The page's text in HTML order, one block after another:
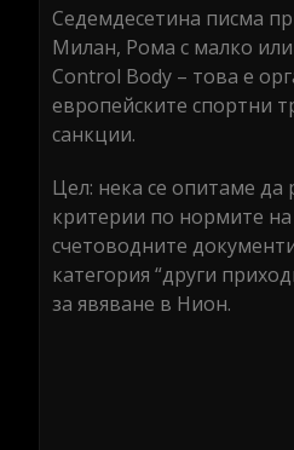
Седемдесетина писма
Милан, Рома с малко
Control Body – това е
европейските спортни
санкции.
Цел: нека се опитаме
критерии по нормите
счетоводните
категория “други
за явяване в Нион.